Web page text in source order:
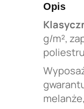
Opis
g/m²,